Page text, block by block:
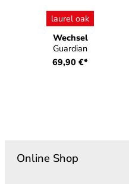
Wechsel
Guardian
Farbeauswählen
laurel oak
69,90 €*
Online Shop